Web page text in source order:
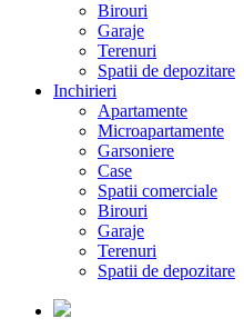
Birouri
Garaje
Terenuri
Spatii de depozitare
Inchirieri
Apartamente
Microapartamente
Garsoniere
Case
Spatii comerciale
Birouri
Garaje
Terenuri
Spatii de depozitare